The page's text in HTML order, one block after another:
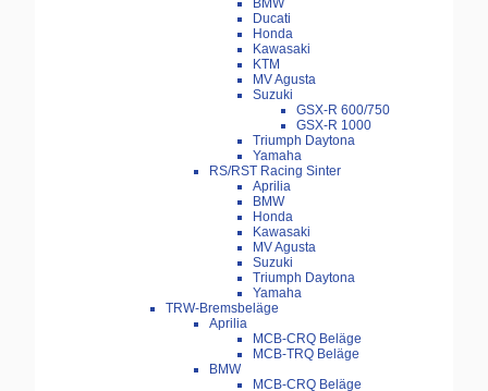
BMW
Ducati
Honda
Kawasaki
KTM
MV Agusta
Suzuki
GSX-R 600/750
GSX-R 1000
Triumph Daytona
Yamaha
RS/RST Racing Sinter
Aprilia
BMW
Honda
Kawasaki
MV Agusta
Suzuki
Triumph Daytona
Yamaha
TRW-Bremsbeläge
Aprilia
MCB-CRQ Beläge
MCB-TRQ Beläge
BMW
MCB-CRQ Beläge